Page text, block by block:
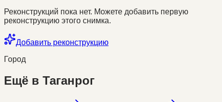
Реконструкций пока нет. Можете добавить первую
реконструкцию этого снимка.
Добавить реконструкцию
Город
Ещё в Таганрог